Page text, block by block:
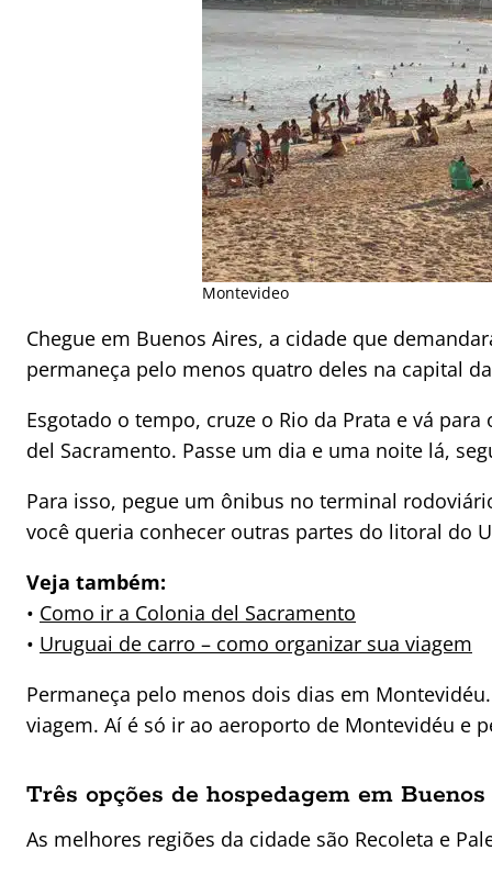
Montevideo
Chegue em Buenos Aires, a cidade que
permaneça pelo menos quatro deles na capital
Esgotado o tempo, cruze o Rio da Prata e vá
del Sacramento. Passe um dia e uma noite lá,
Para isso, pegue um ônibus no terminal
você queria conhecer outras partes do litoral do
Veja também:
• Como ir a Colonia del Sacramento
• Uruguai de carro – como organizar sua viagem
Permaneça pelo menos dois dias em
viagem. Aí é só ir ao aeroporto de Montevidéu e
Três opções de hospedagem em
As melhores regiões da cidade são Recoleta e